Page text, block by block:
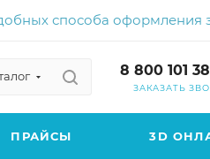
способа оформления
8 800 101
ЗАКАЗАТЬ
ПРАЙСЫ 3D